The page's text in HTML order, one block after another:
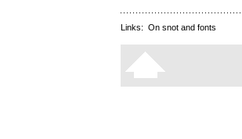
Links: On snot and fonts